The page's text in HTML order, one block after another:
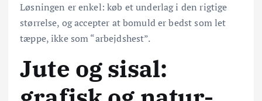
Løsningen er enkel: køb et underlag i den rigtige
størrelse, og accepter at bomuld er bedst som let
tæppe, ikke som “arbejdshest”.
Jute og sisal: